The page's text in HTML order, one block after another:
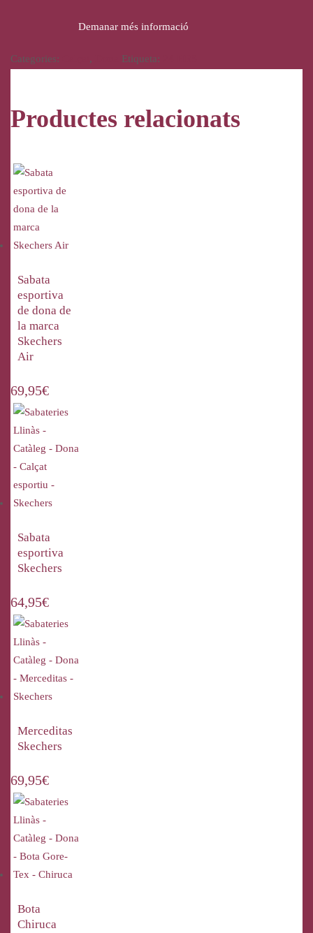
Demanar més informació
Categories: , Etiqueta:
Productes relacionats
Sabata
esportiva
de dona de
la marca
Skechers
Air
69,95€
Sabata
esportiva
Skechers
64,95€
Merceditas
Skechers
69,95€
Bota
Chiruca